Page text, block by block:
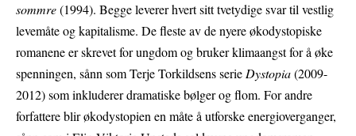
sommre(1994). Begge leverer hvert sitt tvetydige svar til vestlig
levemåte og kapitalisme. De fleste av de nyere økodystopiske
romanene er skrevet for ungdom og bruker klimaangst for å øke
spenningen, sånn som Terje Torkildsens serieDystopia(2009-
2012) som inkluderer dramatiske bølger og flom. For andre
forfattere blir økodystopien en måte å utforske energioverganger,